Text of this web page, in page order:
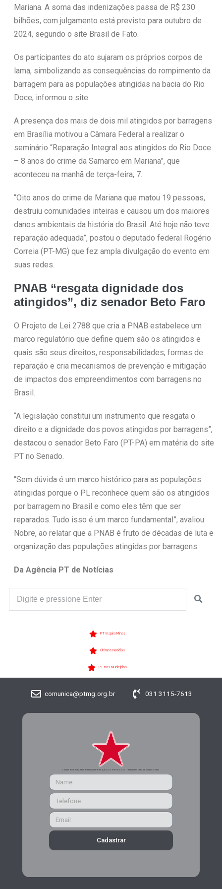
Mariana. A soma das indenizações passa de R$ 230
bilhões, com julgamento está previsto para outubro de
2024, segundo o site Brasil de Fato.
Os participantes do ato sujaram os próprios corpos de
lama, simbolizando as consequências do rompimento da
barragem para as populações atingidas na bacia do Rio
Doce, informou o site.
A presença dos mais de dois mil atingidos por barragens
em Brasília motivou a Câmara Federal a realizar o
seminário “Reparação Integral aos atingidos do Rio Doce
– 8 anos do crime da Samarco em Mariana”, que
aconteceu na manhã de terça-feira, 7.
“Oito anos do crime de Mariana que matou 19 pessoas,
destruiu comunidades inteiras e causou um dos maiores
danos ambientais da história do Brasil. Até hoje não teve
reparação adequada”, postou o deputado federal Rogério
Correia (PT-MG) que fez ampla divulgação do evento em
suas redes.
PNAB “resgata dignidade dos
atingidos”, diz senador Beto Faro
O Projeto de Lei 2788 que cria a PNAB estabelece um
marco regulatório que define quem são os atingidos e
quais são seus direitos, responsabilidades, formas de
reparação e cria mecanismos de prevenção e mitigação
de impactos dos empreendimentos com barragens no
Brasil.
“A legislação constitui um instrumento que resgata o
direito e a dignidade dos povos atingidos por barragens”,
destacou o senador Beto Faro (PT-PA) em matéria do site
PT no Senado.
“Sem dúvida é um marco histórico para as populações
atingidas porque o PL reconhece quem são os atingidos
por barragem no Brasil e como eles têm que ser
reparados. Tudo isso é um marco fundamental”, avaliou
Nobre, ao relatar que a PNAB é fruto de décadas de luta e
organização das populações atingidas por barragens.
Da Agência PT de Notícias
PT Inspira Minas
Últimas Notícias
PT nos Municípios
comunica@ptmg.org.br 031 3115-7613
CADASTRE-SE PARA RECEBER MAIS INFORMAÇÕES DO PARTIDO DOS TRABALHADORES DE MINAS GERAIS
Cadastrar